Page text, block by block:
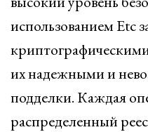
использованием Etc
их надежными и
подделки. Каждая
распределенный